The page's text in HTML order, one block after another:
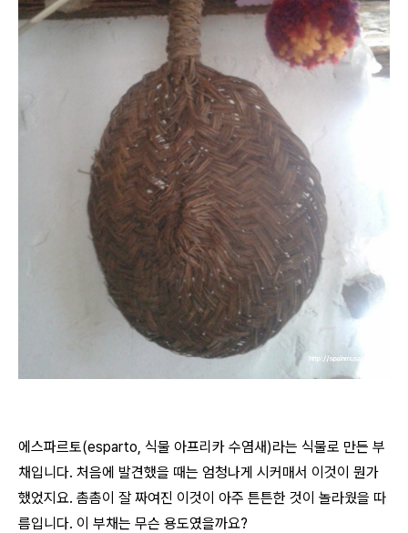
에스파르토(esparto, 식물 아프리카 수염새)라는 식물로 만든 부
채입니다. 처음에 발견했을 때는 엄청나게 시커매서 이것이 뭔가
했었지요. 촘촘이 잘 짜여진 이것이 아주 튼튼한 것이 놀라웠을 따
름입니다. 이 부채는 무슨 용도였을까요?